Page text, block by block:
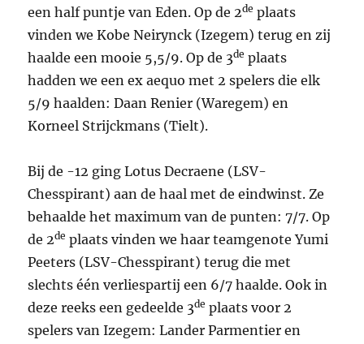
een half puntje van Eden. Op de 2de plaats
vinden we Kobe Neirynck (Izegem) terug en zij
haalde een mooie 5,5/9. Op de 3de plaats
hadden we een ex aequo met 2 spelers die elk
5/9 haalden: Daan Renier (Waregem) en
Korneel Strijckmans (Tielt).
Bij de -12 ging Lotus Decraene (LSV-
Chesspirant) aan de haal met de eindwinst. Ze
behaalde het maximum van de punten: 7/7. Op
de 2de plaats vinden we haar teamgenote Yumi
Peeters (LSV-Chesspirant) terug die met
slechts één verliespartij een 6/7 haalde. Ook in
deze reeks een gedeelde 3de plaats voor 2
spelers van Izegem: Lander Parmentier en